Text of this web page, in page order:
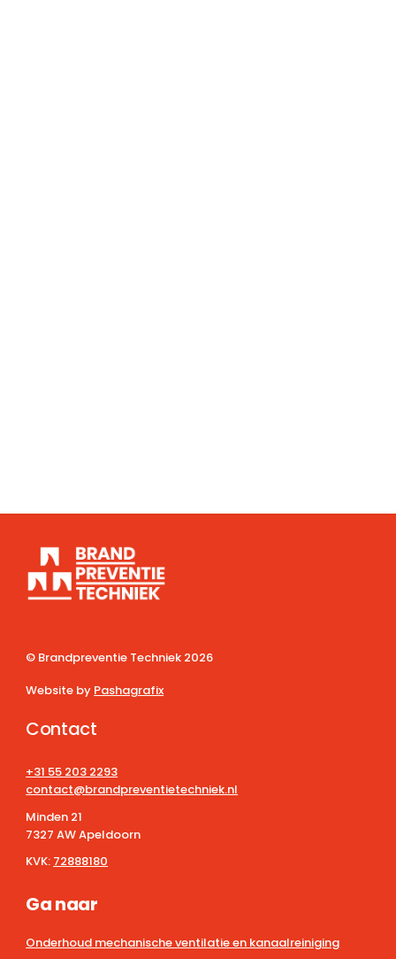
© Brandpreventie Techniek 2026
Website by Pashagrafix
Contact
+31 55 203 2293
contact@brandpreventietechniek.nl
Minden 21
7327 AW Apeldoorn
KVK: 72888180
Ga naar
Onderhoud mechanische ventilatie en kanaalreiniging